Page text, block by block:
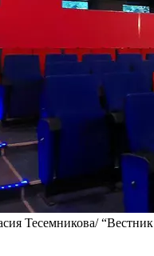
Тесемникова/ “Вестник